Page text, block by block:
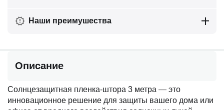
Наши преимушества
Описание
Солнцезащитная пленка-штора 3 метра — это
инновационное решение для защиты вашего дома или